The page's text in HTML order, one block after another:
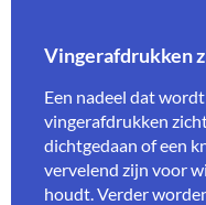
Vingerafdrukken
Een nadeel dat
vingerafdrukken
dichtgedaan of een
vervelend zijn voor
houdt. Verder